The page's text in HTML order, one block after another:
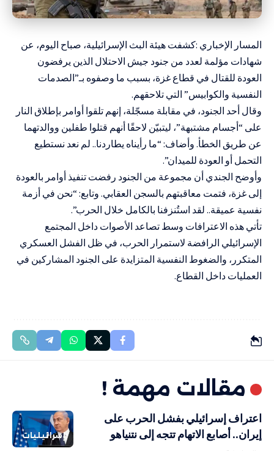
المسار الإخباري :كشفت هيئة البث الإسرائيلية، صباح اليوم، عن
شهادات مؤلمة لعدد من جنود جيش الاحتلال الذين يرفضون
العودة للقتال في قطاع غزة، بسبب ما وصفوه بـ”الصدمات
النفسية والكوابيس” التي تلاحقهم.
وقال أحد الجنود، في مقابلة مسجّلة، إنهم تلقوا أوامر بإطلاق النار
على “أجسام مشتبهة”، ليتبيّن لاحقًا أنهم قتلوا طفلين ووالدتهما
عن طريق الخطأ. وأضاف: “ما رأيناه يطاردنا.. لم نعد نستطيع
التحمل أو العودة للميدان”.
وأوضح الجندي أن مجموعة من الجنود رفضت تنفيذ أوامر بالعودة
إلى غزة، فتمت معاقبتهم بالسجن العقابي. وتابع: “نحن في أزمة
نفسية عميقة.. لقد استُنزفنا بالكامل خلال الحرب”.
تأتي هذه الاعترافات وسط تصاعد الأصوات داخل المجتمع
الإسرائيلي الرافضة لاستمرار الحرب، في ظل الفشل العسكري
المتكرر، والضغوط النفسية المتزايدة على الجنود المشاركين في
العمليات داخل القطاع.
مقالات مهمة !
إسرائيليات
اعتراف إسرائيلي بفشل الحرب على
إيران.. أصابع الاتهام تتجه إلى نتنياهو